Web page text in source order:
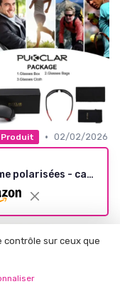
• 02/02/2026
job sans chichis
Lunettes de soleil sport homme polarisées - cadre Al-Mg noir
contrôle sur ceux que